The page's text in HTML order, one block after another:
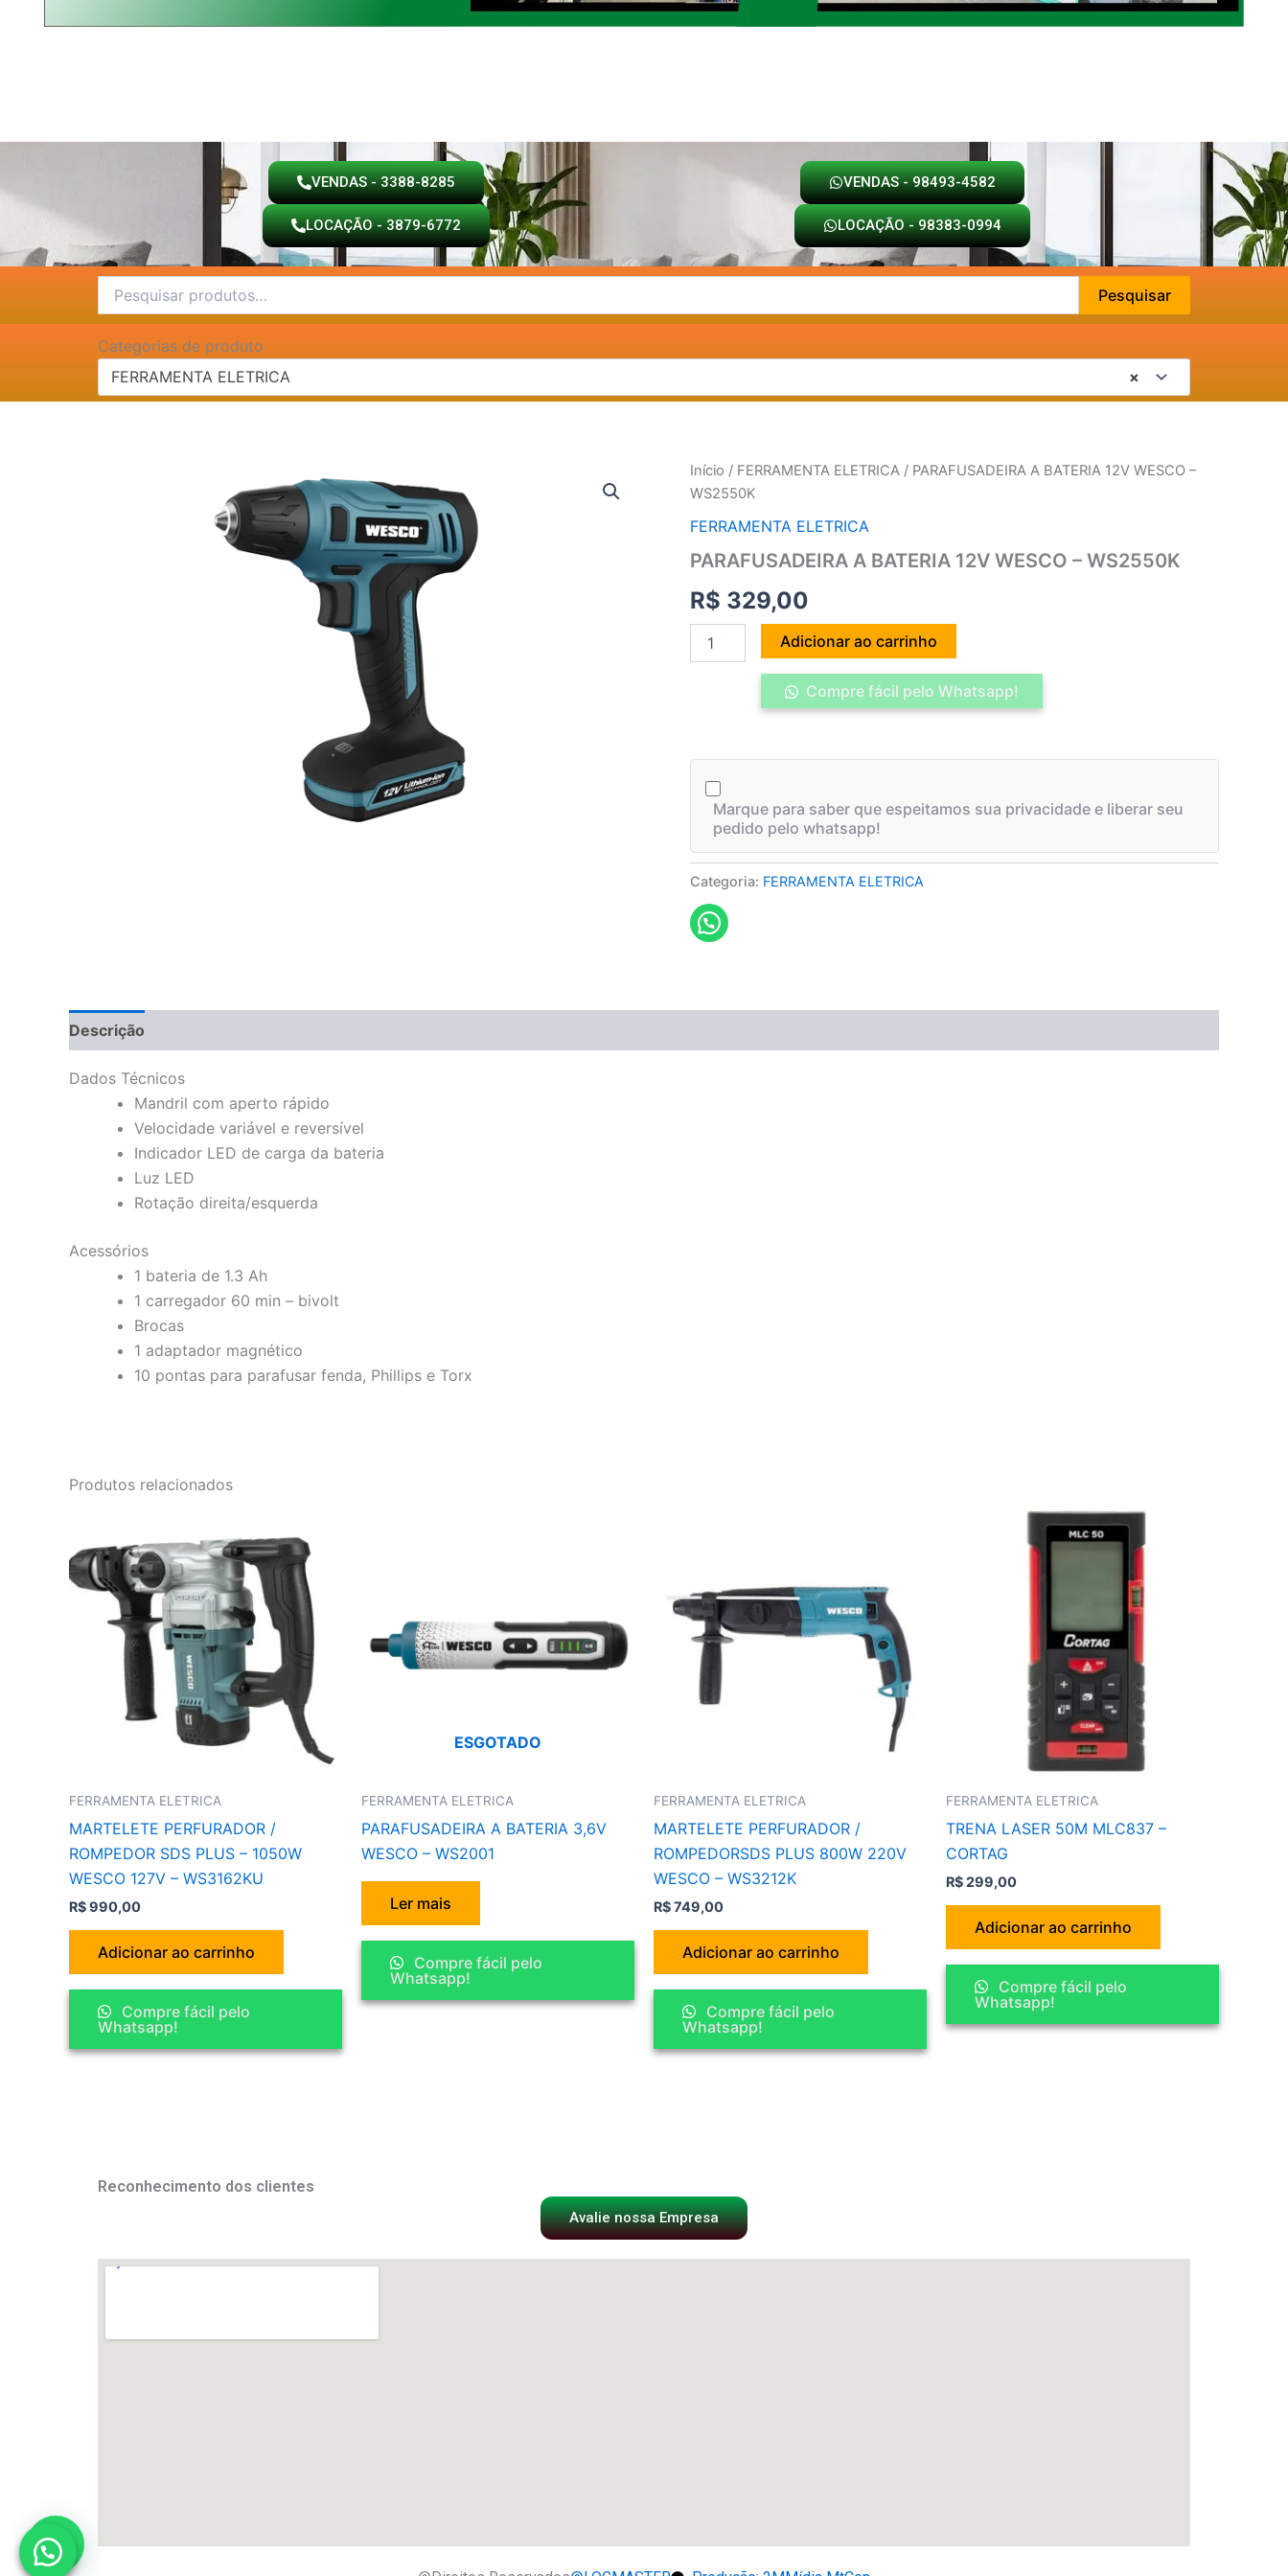
VENDAS - 3388-8285 VENDAS - 98493-4582
LOCAÇÃO - 3879-6772 LOCAÇÃO - 98383-0994
por:
Pesquisar
Categorias de produto
×
FERRAMENTA ELETRICA
Início / FERRAMENTA ELETRICA / PARAFUSADEIRA A BATERIA 12V WESCO –
WS2550K
FERRAMENTA ELETRICA
PARAFUSADEIRA A BATERIA 12V WESCO – WS2550K
R$ 329,00
PARAFUSADEIRA
A
12V
-
quantidade
Adicionar ao carrinho
Compre fácil pelo Whatsapp!
Marque para saber que espeitamos sua privacidade e liberar seu
pedido pelo whatsapp!
Categoria: FERRAMENTA ELETRICA
Descrição
Dados Técnicos
Mandril com aperto rápido
Velocidade variável e reversível
Indicador LED de carga da bateria
Luz LED
Rotação direita/esquerda
Acessórios
1 bateria de 1.3 Ah
1 carregador 60 min – bivolt
Brocas
1 adaptador magnético
10 pontas para parafusar fenda, Phillips e Torx
Produtos relacionados
FERRAMENTA ELETRICA
MARTELETE PERFURADOR /
ROMPEDOR SDS PLUS – 1050W
WESCO 127V – WS3162KU
R$990,00
Adicionar ao carrinho
Compre fácil pelo
Whatsapp!
ESGOTADO
FERRAMENTA ELETRICA
PARAFUSADEIRA A BATERIA 3,6V
WESCO – WS2001
Ler mais
Compre fácil pelo
Whatsapp!
FERRAMENTA ELETRICA
MARTELETE PERFURADOR /
ROMPEDORSDS PLUS 800W 220V
WESCO – WS3212K
R$749,00
Adicionar ao carrinho
Compre fácil pelo
Whatsapp!
FERRAMENTA ELETRICA
TRENA LASER 50M MLC837 –
CORTAG
R$299,00
Adicionar ao carrinho
Compre fácil pelo
Whatsapp!
Reconhecimento dos clientes
Avalie nossa Empresa